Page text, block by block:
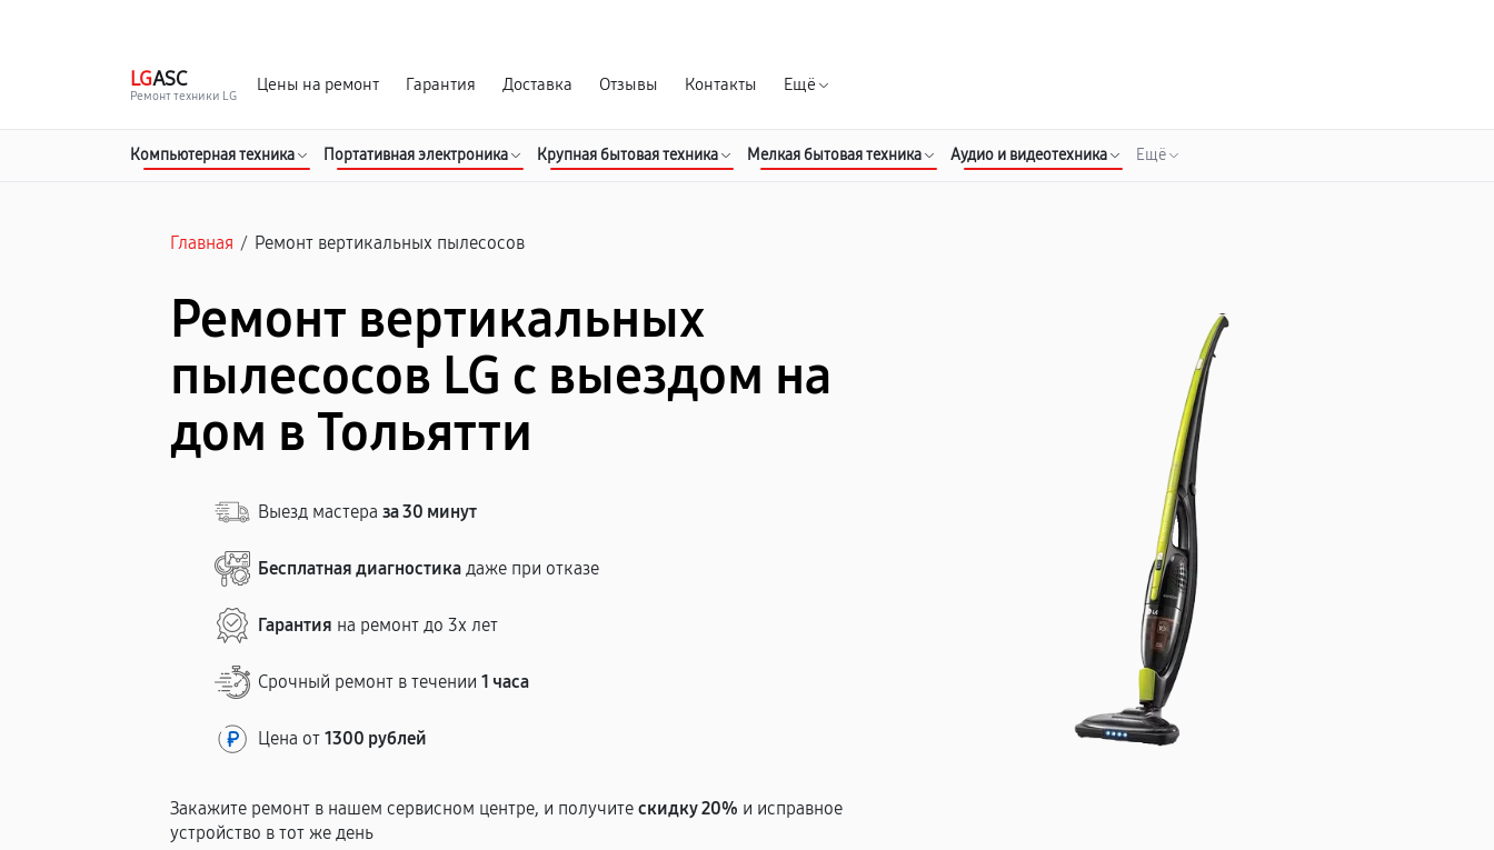
LGASC
Ремонт техники LG
Цены на ремонт Гарантия Доставка Отзывы Контакты Ещё
Компьютерная техника Портативная электроника Крупная бытовая техника Мелкая бытовая техника Аудио и видеотехника Ещё
Главная / Ремонт вертикальных пылесосов
Ремонт вертикальных
пылесосов LG с выездом на
дом в Тольятти
Выезд мастераза 30 минут
Бесплатная диагностика даже при отказе
Гарантия на ремонт до 3х лет
Срочный ремонт в течении1 часа
Цена от1300 рублей
Закажите ремонт в нашем сервисном центре, и получитескидку 20% и исправное
устройство в тот же день